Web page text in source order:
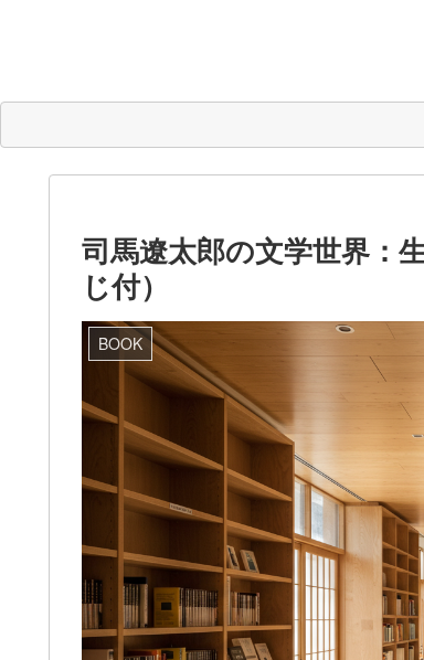
司馬遼太郎の文学世界：
じ付）
BOOK